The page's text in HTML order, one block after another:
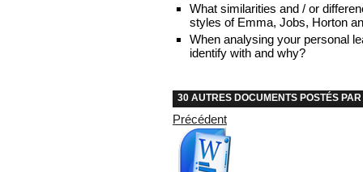
What similarities and / or
styles of Emma, Jobs, Horton
When analysing your personal
identify with and why?
30 AUTRES DOCUMENTS POSTÉS
Précédent